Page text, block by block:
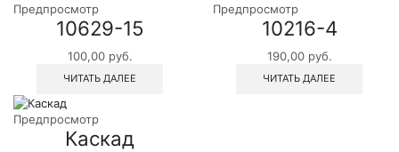
Предпросмотр
10629-15
100,00 руб.
ЧИТАТЬ ДАЛЕЕ
Предпросмотр
10216-4
190,00 руб.
ЧИТАТЬ ДАЛЕЕ
Предпросмотр
Каскад